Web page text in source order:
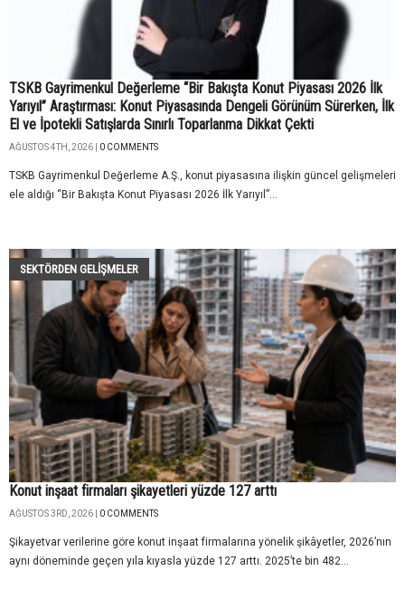
TSKB Gayrimenkul Değerleme “Bir Bakışta Konut Piyasası 2026 İlk
Yarıyıl” Araştırması: Konut Piyasasında Dengeli Görünüm Sürerken, İlk
El ve İpotekli Satışlarda Sınırlı Toparlanma Dikkat Çekti
AĞUSTOS 4TH, 2026 | 0 COMMENTS
TSKB Gayrimenkul Değerleme A.Ş., konut piyasasına ilişkin güncel gelişmeleri
ele aldığı “Bir Bakışta Konut Piyasası 2026 İlk Yarıyıl”...
SEKTÖRDEN GELIŞMELER
Konut inşaat firmaları şikayetleri yüzde 127 arttı
AĞUSTOS 3RD, 2026 | 0 COMMENTS
Şikayetvar verilerine göre konut inşaat firmalarına yönelik şikâyetler, 2026’nın
aynı döneminde geçen yıla kıyasla yüzde 127 arttı. 2025’te bin 482...